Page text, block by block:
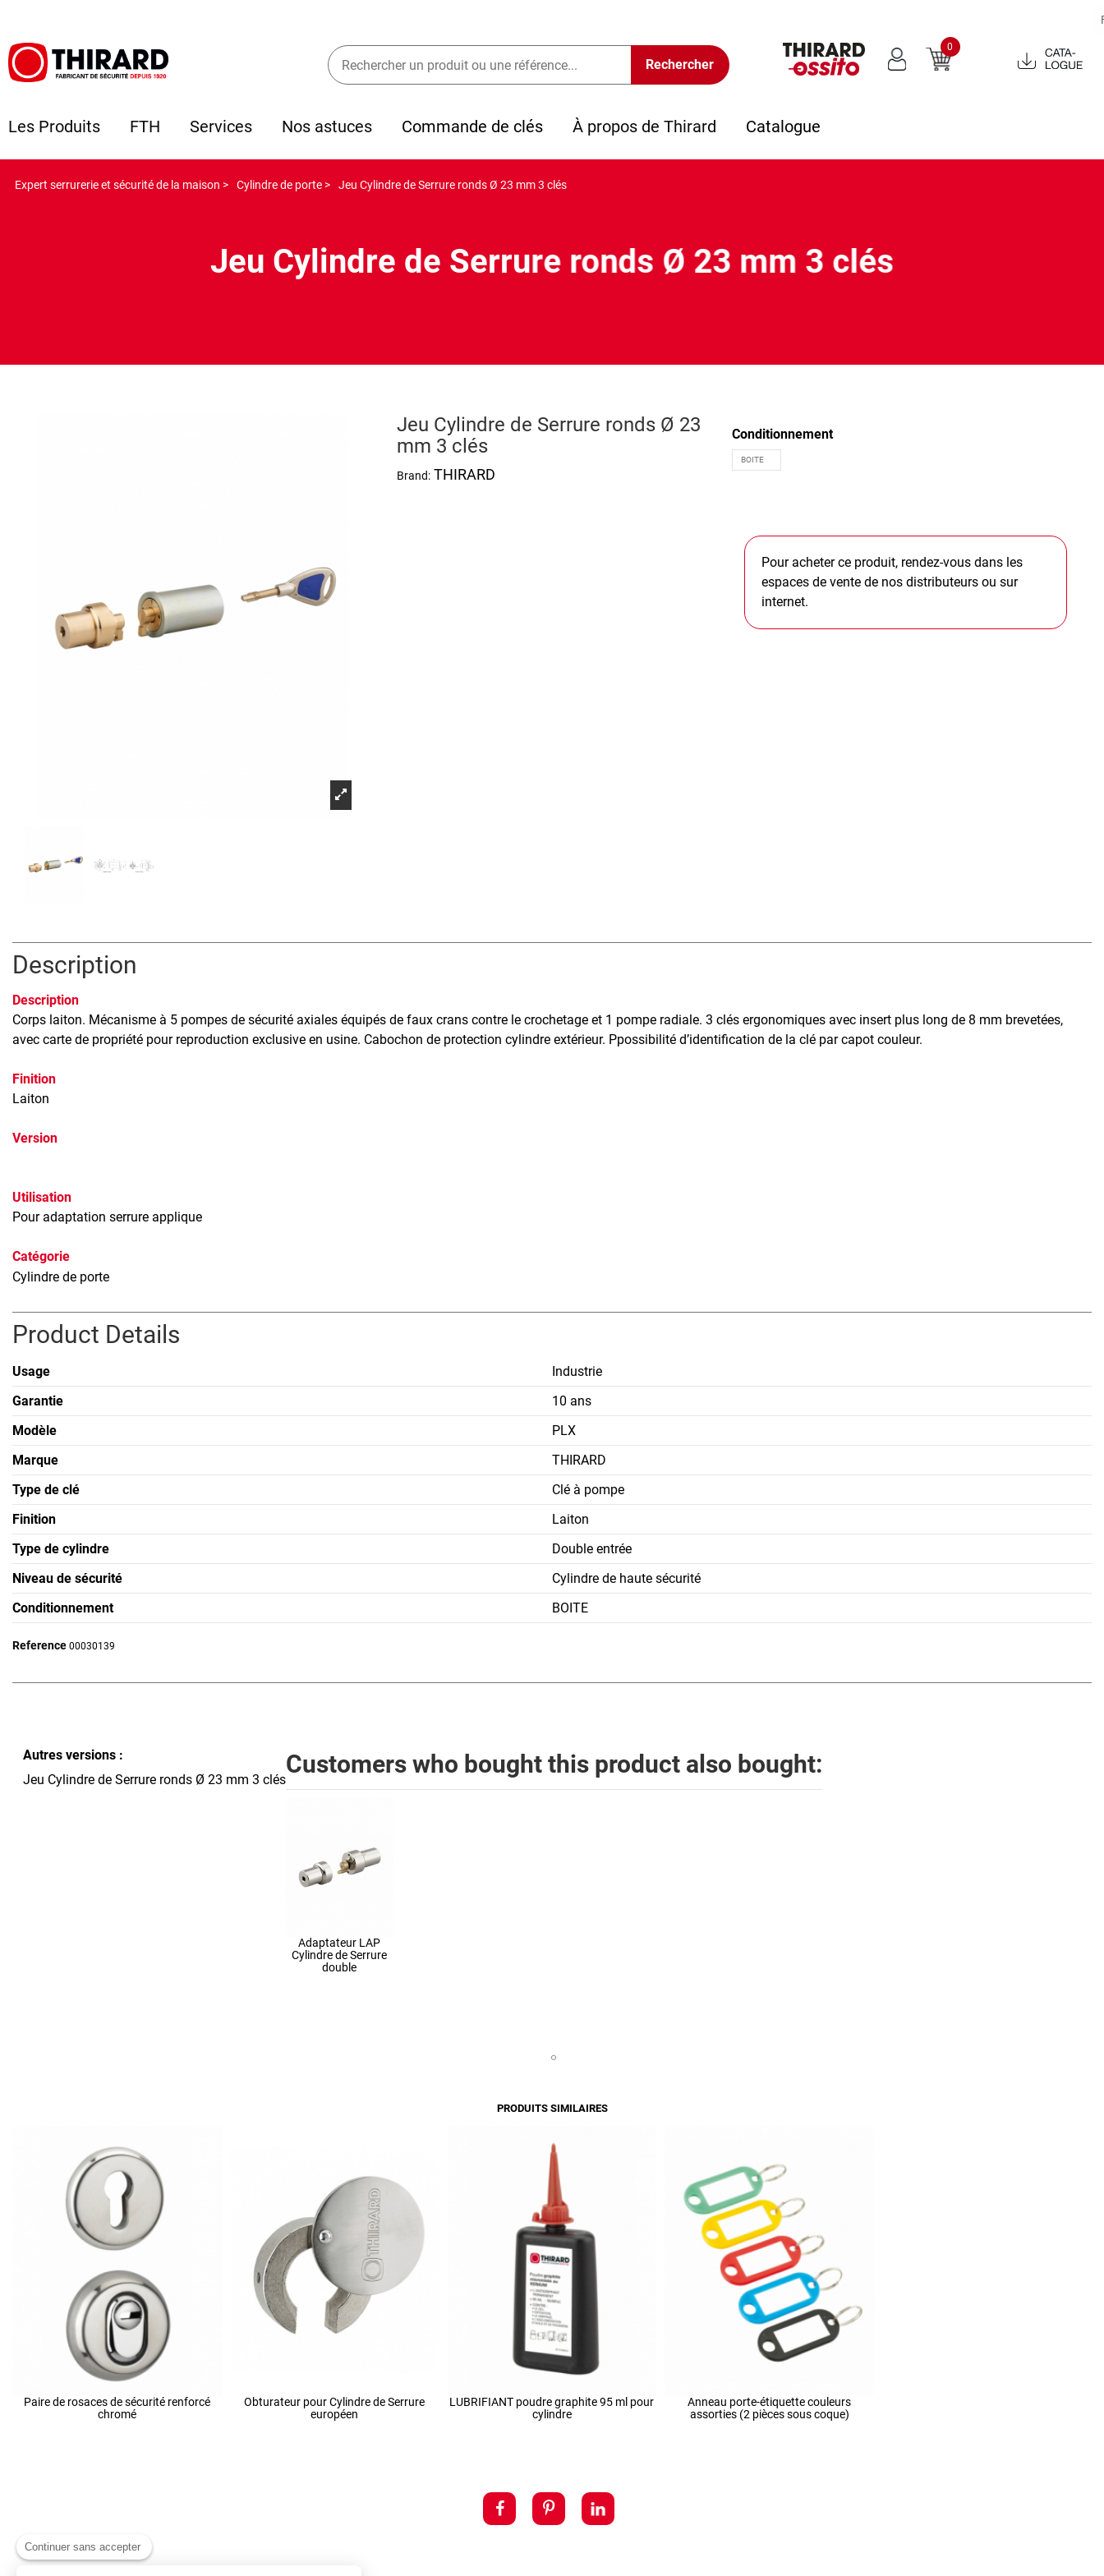
0
Catalogue
2022
Les Produits FTH Services Nos astuces Commande de clés À propos de Thirard Catalogue
Expert serrurerie et sécurité de la maison > Cylindre de porte > Jeu Cylindre de Serrure ronds Ø 23 mm 3 clés
Jeu Cylindre de Serrure ronds Ø 23 mm 3 clés
Jeu Cylindre de Serrure ronds Ø 23
mm 3 clés
Brand: THIRARD
Conditionnement
Pour acheter ce produit, rendez-vous dans les
espaces de vente de nos distributeurs ou sur
internet.
Description
Description
Corps laiton. Mécanisme à 5 pompes de sécurité axiales équipés de faux crans contre le crochetage et 1 pompe radiale. 3 clés ergonomiques avec insert plus long de 8 mm brevetées,
avec carte de propriété pour reproduction exclusive en usine. Cabochon de protection cylindre extérieur. Ppossibilité d’identification de la clé par capot couleur.
Finition
Laiton
Version
Utilisation
Pour adaptation serrure applique
Catégorie
Cylindre de porte
Product Details
Usage
Industrie
Garantie
10 ans
Modèle
PLX
Marque
THIRARD
Type de clé
Clé à pompe
Finition
Laiton
Type de cylindre
Double entrée
Niveau de sécurité
Cylindre de haute sécurité
Conditionnement
BOITE
Reference 00030139
Autres versions :
Jeu Cylindre de Serrure ronds Ø 23 mm 3 clés
Customers who bought this product also bought:
Adaptateur LAP
Cylindre de Serrure
double
PRODUITS SIMILAIRES
Paire de rosaces de sécurité renforcé
chromé
Obturateur pour Cylindre de Serrure
européen
LUBRIFIANT poudre graphite 95 ml pour
cylindre
Anneau porte-étiquette couleurs
assorties (2 pièces sous coque)
Continuer sans accepter